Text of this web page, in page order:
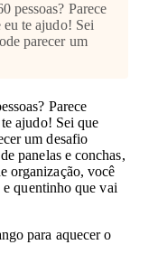
pessoas? Parece
eu te ajudo! Sei
parecer um
Parece
ajudo! Sei que
um desafio
panelas e conchas,
organização, você
quentinho que vai
para aquecer o